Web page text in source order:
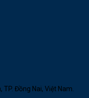
Đồng Nai, Việt Nam.